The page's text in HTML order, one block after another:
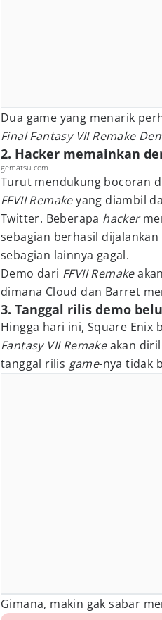
Dua game yang menarik
Final Fantasy VII Remake
2. Hacker memainkan
gematsu.com
Turut mendukung bocoran
FFVII Remakeyang diambil
Twitter. Beberapa hacker
sebagian berhasil dijalankan
sebagian lainnya gagal.
Demo dari FFVII Remake
dimana Cloud dan Barret
3. Tanggal rilis demo
Hingga hari ini, Square Enix
Fantasy VII Remakeakan
tanggal rilis game-nya tidak
Gimana, makin gak sabar